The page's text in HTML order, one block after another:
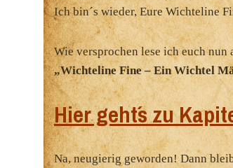
Ich bin´s wieder, Eure Wichteline
Wie versprochen lese ich euch nun
„Wichteline Fine – Ein Wichtel
Hier geht´s zu
Na, neugierig geworden! Dann